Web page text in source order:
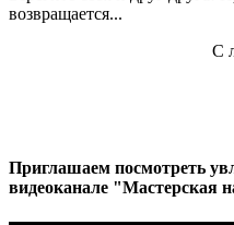
возвращается...
С
Приглашаем посмотреть
видеоканале "Мастерская